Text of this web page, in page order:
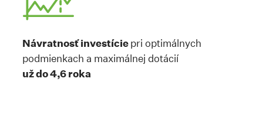
Návratnosť investíciepri optimálnych
podmienkach a maximálnej dotácií
už do 4,6 roka